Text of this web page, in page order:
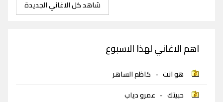
شاهد كل الاغاني الجديدة
اهم الاغاني لهذا الاسبوع
هو انت - كاظم الساهر
حبيتك - عمرو دياب